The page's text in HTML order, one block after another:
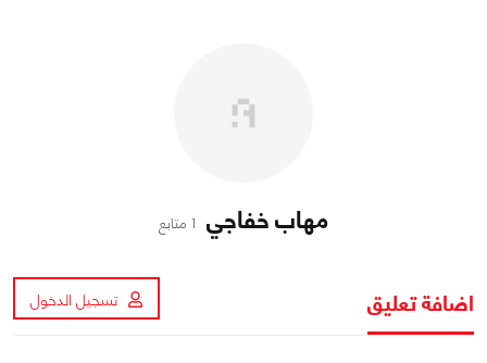
مهاب خفاجي 1 متابع
اضافة تعليق تسجيل الدخول